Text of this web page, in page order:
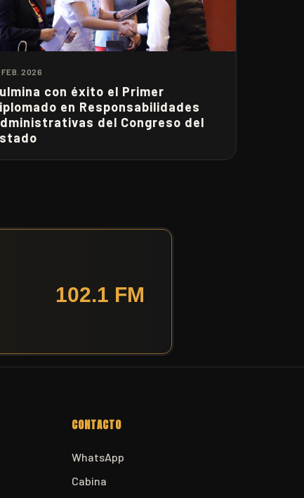
FEB. 2026
con éxito el Primer
en Responsabilidades
del Congreso del
CONTACTO
WhatsApp
Cabina